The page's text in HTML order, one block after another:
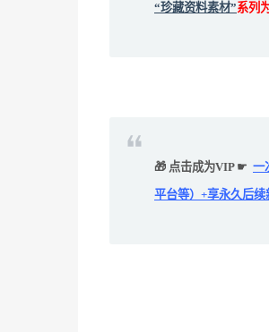
“珍藏资料素材”系列
🎁 点击成为VIP ☛ 一
平台等）+享永久后续